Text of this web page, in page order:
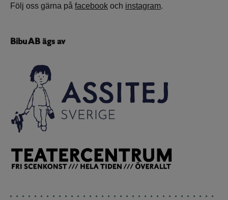
Följ oss gärna på facebook och instagram.
Bibu AB ägs av